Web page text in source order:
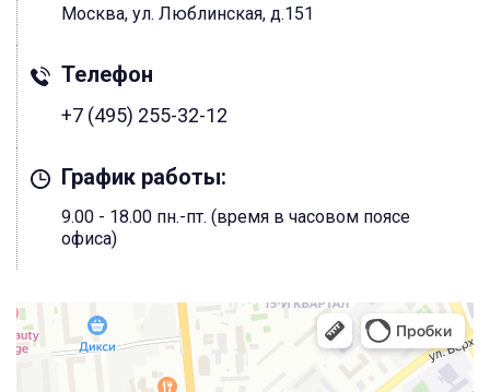
Москва, ул. Люблинская, д.151
Телефон
+7 (495) 255-32-12
График работы:
9.00 - 18.00 пн.-пт. (время в часовом поясе
офиса)